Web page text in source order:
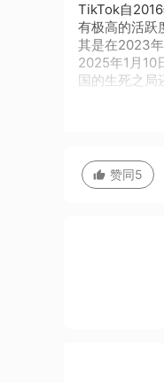
TikTok自
有极高的活跃
其是在2023
2025年1月10
国的生死之局
赞同5